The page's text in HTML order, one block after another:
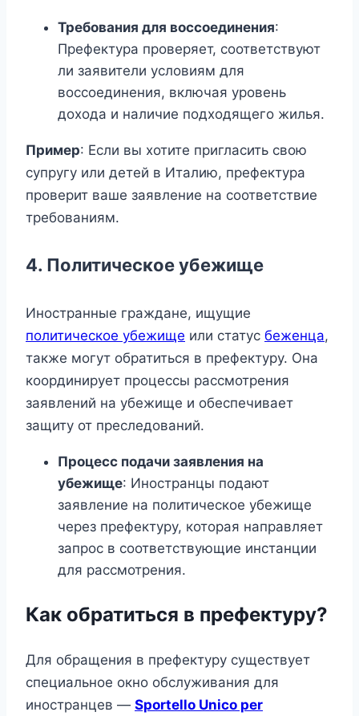
Требования для воссоединения:
Префектура проверяет, соответствуют
ли заявители условиям для
воссоединения, включая уровень
дохода и наличие подходящего жилья.
Пример: Если вы хотите пригласить свою
супругу или детей в Италию, префектура
проверит ваше заявление на соответствие
требованиям.
4. Политическое убежище
Иностранные граждане, ищущие
политическое убежище или статус беженца,
также могут обратиться в префектуру. Она
координирует процессы рассмотрения
заявлений на убежище и обеспечивает
защиту от преследований.
Процесс подачи заявления на
убежище: Иностранцы подают
заявление на политическое убежище
через префектуру, которая направляет
запрос в соответствующие инстанции
для рассмотрения.
Как обратиться в префектуру?
Для обращения в префектуру существует
специальное окно обслуживания для
иностранцев — Sportello Unico per